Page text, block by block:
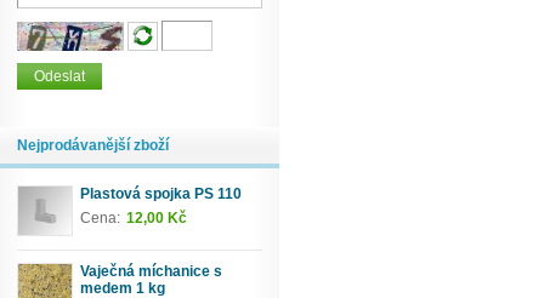
Nejprodávanější zboží
Plastová spojka PS 110
Cena: 12,00 Kč
Vaječná míchanice s
medem 1 kg